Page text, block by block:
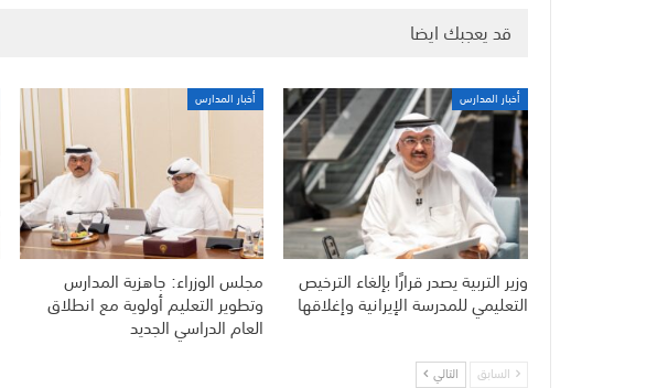
قد يعجبك ايضا
أخبار المدارس
وزير التربية يصدر قرارًا بإلغاء الترخيص
التعليمي للمدرسة الإيرانية وإغلاقها
أخبار المدارس
مجلس الوزراء: جاهزية المدارس
وتطوير التعليم أولوية مع انطلاق
العام الدراسي الجديد
السابق التالي